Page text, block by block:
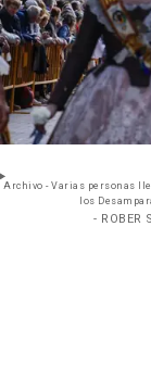
Archivo - Varias personas
los
- ROBER